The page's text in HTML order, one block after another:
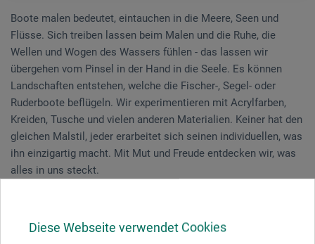
Diese Webseite verwendet Cookies
Boote malen bedeutet, eintauchen in die Meere, Seen und
Flüsse. Sich treiben lassen beim Malen und die Ruhe, die
Wellen und Wogen des Wassers fühlen - das lassen wir
übergehen vom Pinsel in der Hand in die Seele. Es können
Landschaften entstehen, welche die Fischer-, Segel- oder
Ruderboote beflügeln. Wir experimentieren mit Acrylfarben,
Kreiden, Tusche und vielen anderen Materialien. Keiner hat den
gleichen Malstil, jeder erarbeitet sich seinen individuellen, was
ihn einzigartig macht. Mit Mut und Freude entdecken wir, was
alles in uns steckt.